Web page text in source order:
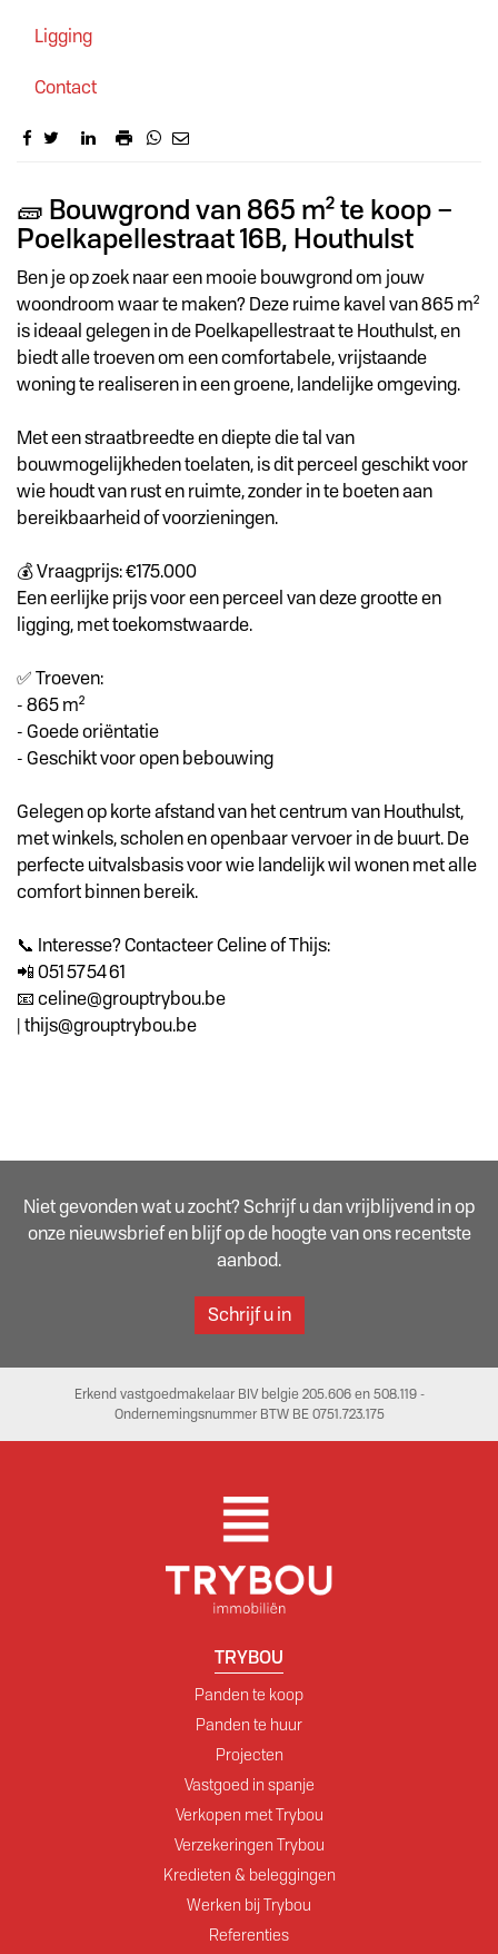
Ligging
Contact
Omschrijving
🧱 Bouwgrond van 865 m² te koop –
Poelkapellestraat 16B, Houthulst
Ben je op zoek naar een mooie bouwgrond om jouw
woondroom waar te maken? Deze ruime kavel van 865 m²
is ideaal gelegen in de Poelkapellestraat te Houthulst, en
biedt alle troeven om een comfortabele, vrijstaande
woning te realiseren in een groene, landelijke omgeving.
Met een straatbreedte en diepte die tal van
bouwmogelijkheden toelaten, is dit perceel geschikt voor
wie houdt van rust en ruimte, zonder in te boeten aan
bereikbaarheid of voorzieningen.
💰 Vraagprijs: €175.000
Een eerlijke prijs voor een perceel van deze grootte en
ligging, met toekomstwaarde.
✅ Troeven:
- 865 m²
- Goede oriëntatie
- Geschikt voor open bebouwing
Gelegen op korte afstand van het centrum van Houthulst,
met winkels, scholen en openbaar vervoer in de buurt. De
perfecte uitvalsbasis voor wie landelijk wil wonen met alle
comfort binnen bereik.
📞 Interesse? Contacteer Celine of Thijs:
📲 051 57 54 61
📧 celine@grouptrybou.be
| thijs@grouptrybou.be
Niet gevonden wat u zocht? Schrijf u dan vrijblijvend in op
onze nieuwsbrief en blijf op de hoogte van ons recentste
aanbod.
Schrijf u in
Erkend vastgoedmakelaar BIV belgie 205.606 en 508.119 -
Ondernemingsnummer BTW BE 0751.723.175
TRYBOU
Panden te koop
Panden te huur
Projecten
Vastgoed in spanje
Verkopen met Trybou
Verzekeringen Trybou
Kredieten & beleggingen
Werken bij Trybou
Referenties